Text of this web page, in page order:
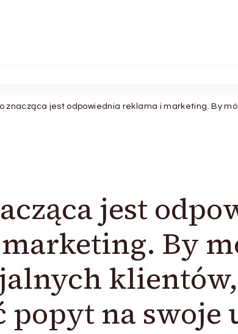
znacząca jest odpowiednia reklama i marketing. By
jest
By
na swoje